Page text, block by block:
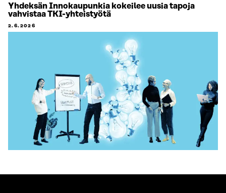
Yhdeksän Innokaupunkia kokeilee uusia tapoja
vahvistaa TKI-yhteistyötä
2.6.2026